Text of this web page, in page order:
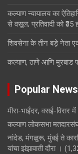
कल्याण न्यायालय का
से वसूल; प्रतिवादी को
शिवसेना के तीन बड़े नेता
कल्याण, ठाणे आणि मुरबाड
Popular News
मीरा-भाईंदर, वसई-विरार
कल्याण लोकसभा
नांदेड, मंगळुरू, मुंबई ते
यांचा झंझावाती दौरा ।